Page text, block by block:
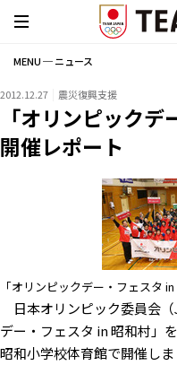
MENU ─ ニュース
2012.12.27 震災復興支援
「オリンピックデ
開催レポート
「オリンピックデー・フェスタ
日本オリンピック委員会（
デー・フェスタ in 昭和村」
昭和小学校体育館で開催しま